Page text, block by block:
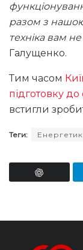
разом з
техніка вам
Галущенко.
Тим часом
підготовку
встигли
Теги: